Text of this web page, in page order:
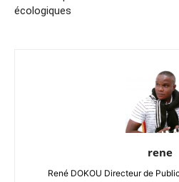
écologiques
rene
René DOKOU Directeur de